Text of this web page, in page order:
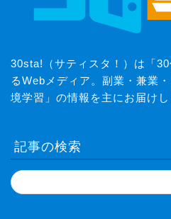
30sta!（サティスタ！）は「
るWebメディア。副業・兼業
境学習」の情報を主にお届けし
記事の検索